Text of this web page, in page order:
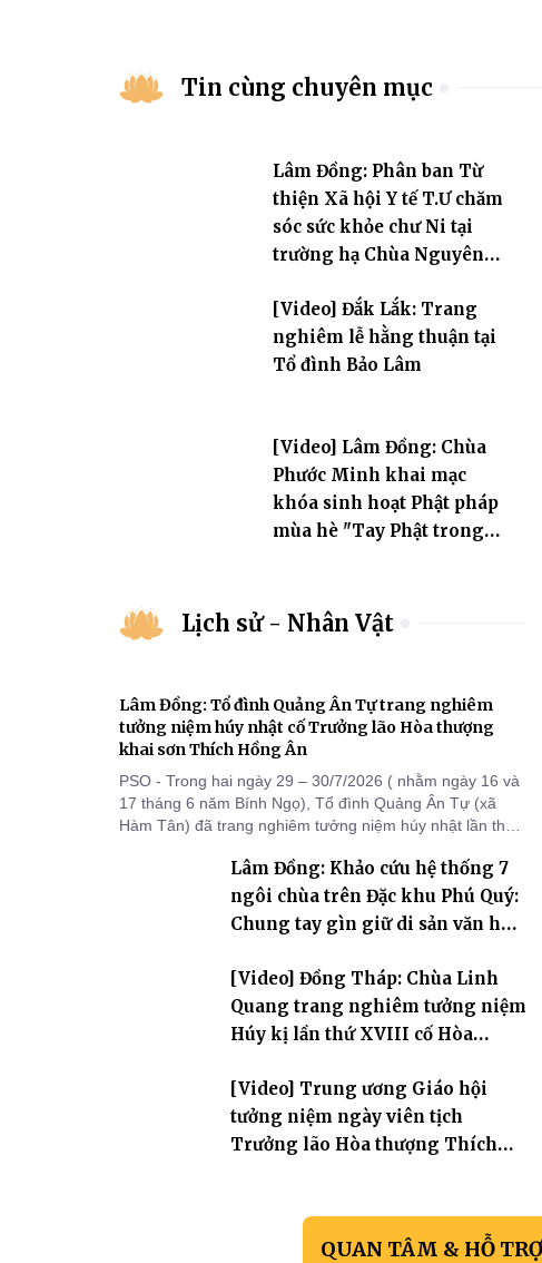
Tin cùng chuyên mục
Lâm Đồng: Phân ban Từ
thiện Xã hội Y tế T.Ư chăm
sóc sức khỏe chư Ni tại
trường hạ Chùa Nguyên
[Video] Đắk Lắk: Trang
nghiêm lễ hằng thuận tại
Tổ đình Bảo Lâm
[Video] Lâm Đồng: Chùa
Phước Minh khai mạc
khóa sinh hoạt Phật pháp
mùa hè "Tay Phật trong
Lịch sử - Nhân Vật
Lâm Đồng: Tổ đình Quảng Ân Tự trang nghiêm
tưởng niệm húy nhật cố Trưởng lão Hòa thượng
khai sơn Thích Hồng Ân
PSO - Trong hai ngày 29 – 30/7/2026 ( nhằm ngày 16 và
17 tháng 6 năm Bính Ngọ), Tổ đình Quảng Ân Tự (xã
Hàm Tân) đã trang nghiêm tưởng niệm húy nhật lần thứ
hạ Ân – bậc khai sơn Tổ đình Quảng Ân. Chư Tôn đức
Tăng Ni, môn đồ pháp quyến cùng đông đảo thiện tín
Phật tử đã đồng vân tập về đạo tràng, th
Lâm Đồng: Khảo cứu hệ thống 7
ngôi chùa trên Đặc khu Phú Quý:
Chung tay gìn giữ di sản văn hóa
[Video] Đồng Tháp: Chùa Linh
Quang trang nghiêm tưởng niệm
Húy kị lần thứ XVIII cố Hòa
[Video] Trung ương Giáo hội
tưởng niệm ngày viên tịch
Trưởng lão Hòa thượng Thích
QUAN TÂM & HỖ TRỢ